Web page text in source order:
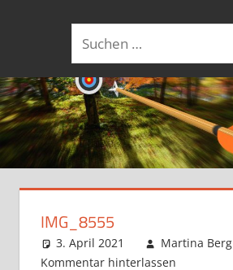
Suchen
nach:
IMG_8555
3. April 2021
Martina Berg
Kommentar hinterlassen